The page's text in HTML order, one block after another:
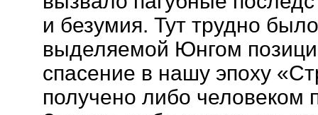
и безумия. Тут трудно
выделяемой Юнгом
спасение в нашу эпоху
получено либо